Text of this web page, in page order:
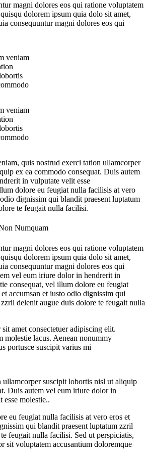
magni dolores eos qui ratione voluptatem
dolorem ipsum quia dolo sit amet,
consequuntur magni dolores eos qui
veniam
veniam
quis nostrud exerci tation ullamcorper
ex ea commodo consequat. Duis autem
in vulputate velit esse
dolore eu feugiat nulla facilisis at vero
dignissim qui blandit praesent luptatum
te feugait nulla facilisi.
Numquam
magni dolores eos qui ratione voluptatem
dolorem ipsum quia dolo sit amet,
consequuntur magni dolores eos qui
vel eum iriure dolor in hendrerit in
consequat, vel illum dolore eu feugiat
accumsan et iusto odio dignissim qui
delenit augue duis dolore te feugait nulla
amet consectetuer adipiscing elit.
molestie lacus. Aenean nonummy
portusce suscipit varius mi
ullamcorper suscipit lobortis nisl ut aliquip
Duis autem vel eum iriure dolor in
molestie..
eu feugiat nulla facilisis at vero eros et
qui blandit praesent luptatum zzril
feugait nulla facilisi. Sed ut perspiciatis,
sit voluptatem accusantium doloremque